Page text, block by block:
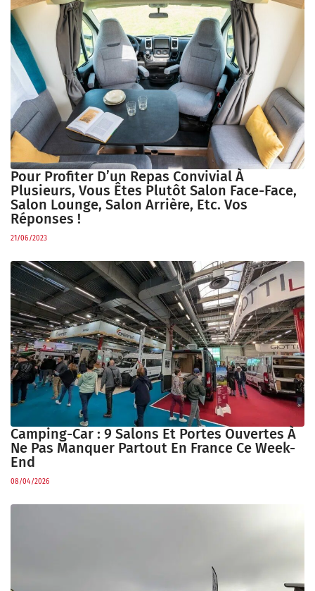
Pour Profiter D’un Repas Convivial À
Plusieurs, Vous Êtes Plutôt Salon Face-Face,
Salon Lounge, Salon Arrière, Etc. Vos
Réponses !
21/06/2023
Camping-Car : 9 Salons Et Portes Ouvertes À
Ne Pas Manquer Partout En France Ce Week-
End
08/04/2026